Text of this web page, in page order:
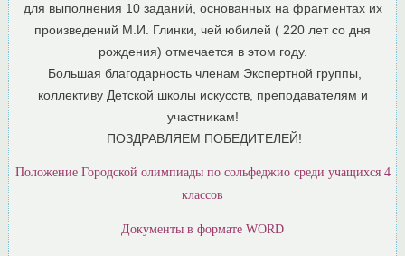
для выполнения 10 заданий, основанных на фрагментах их
произведений М.И. Глинки, чей юбилей ( 220 лет со дня
рождения) отмечается в этом году.
Большая благодарность членам Экспертной группы,
коллективу Детской школы искусств, преподавателям и
участникам!
ПОЗДРАВЛЯЕМ ПОБЕДИТЕЛЕЙ!
Положение Городской олимпиады по сольфеджио среди учащихся 4
классов
Документы в формате WORD